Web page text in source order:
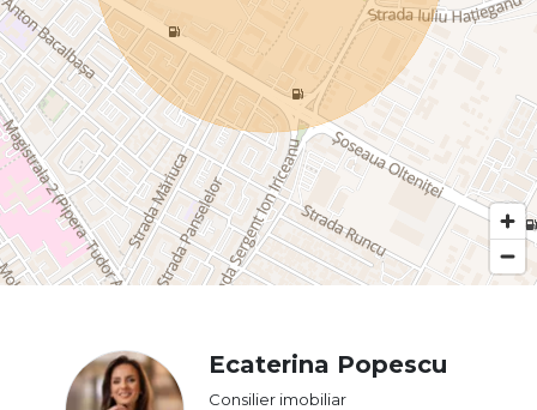
Ecaterina Popescu
Consilier imobiliar